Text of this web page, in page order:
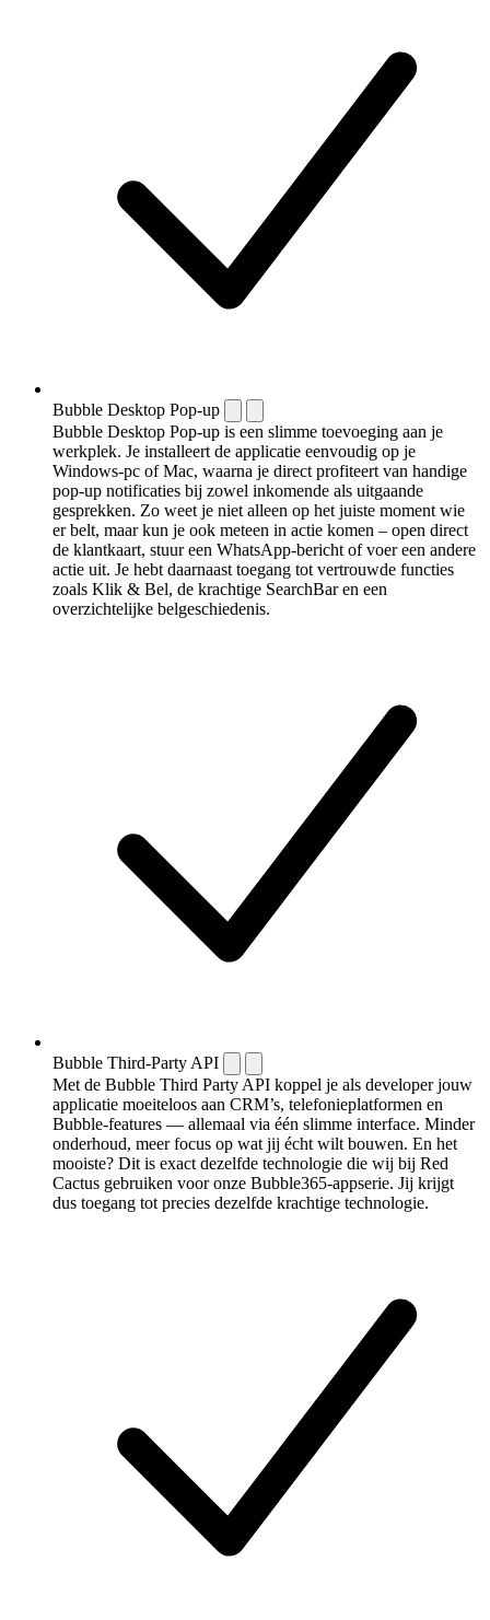
Bubble Desktop Pop-up
Bubble Desktop Pop-up is een slimme toevoeging aan je
werkplek. Je installeert de applicatie eenvoudig op je
Windows-pc of Mac, waarna je direct profiteert van handige
pop-up notificaties bij zowel inkomende als uitgaande
gesprekken. Zo weet je niet alleen op het juiste moment wie
er belt, maar kun je ook meteen in actie komen – open direct
de klantkaart, stuur een WhatsApp-bericht of voer een andere
actie uit. Je hebt daarnaast toegang tot vertrouwde functies
zoals Klik & Bel, de krachtige SearchBar en een
overzichtelijke belgeschiedenis.
Bubble Third-Party API
Met de Bubble Third Party API koppel je als developer jouw
applicatie moeiteloos aan CRM’s, telefonieplatformen en
Bubble-features — allemaal via één slimme interface. Minder
onderhoud, meer focus op wat jij écht wilt bouwen. En het
mooiste? Dit is exact dezelfde technologie die wij bij Red
Cactus gebruiken voor onze Bubble365-appserie. Jij krijgt
dus toegang tot precies dezelfde krachtige technologie.